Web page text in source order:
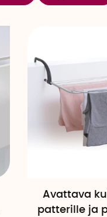
Avattava
patterille ja